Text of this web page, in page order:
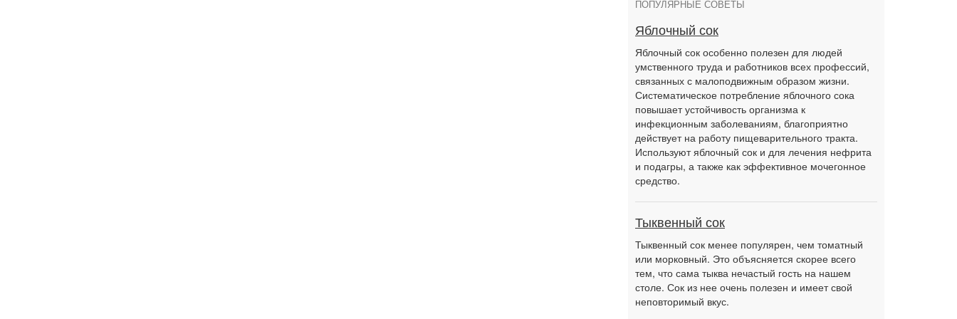
ПОПУЛЯРНЫЕ СОВЕТЫ
Яблочный сок
Яблочный сок особенно полезен для людей
умственного труда и работников всех профессий,
связанных с малоподвижным образом жизни.
Систематическое потребление яблочного сока
повышает устойчивость организма к
инфекционным заболеваниям, благоприятно
действует на работу пищеварительного тракта.
Используют яблочный сок и для лечения нефрита
и подагры, а также как эффективное мочегонное
средство.
Тыквенный сок
Тыквенный сок менее популярен, чем томатный
или морковный. Это объясняется скорее всего
тем, что сама тыква нечастый гость на нашем
столе. Сок из нее очень полезен и имеет свой
неповторимый вкус.